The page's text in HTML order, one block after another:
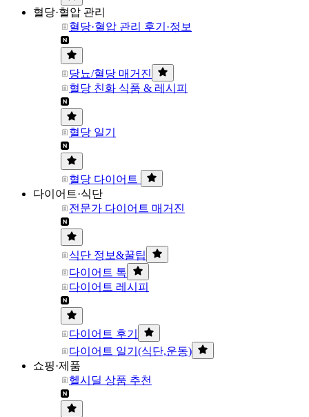
혈당·혈압 관리
혈당·혈압 관리 후기·정보
당뇨/혈당 매거진
혈당 친화 식품 & 레시피
혈당 일기
혈당 다이어트
다이어트·식단
전문가 다이어트 매거진
식단 정보&꿀팁
다이어트 톡
다이어트 레시피
다이어트 후기
다이어트 일기(식단,운동)
쇼핑·제품
헬시딜 상품 추천